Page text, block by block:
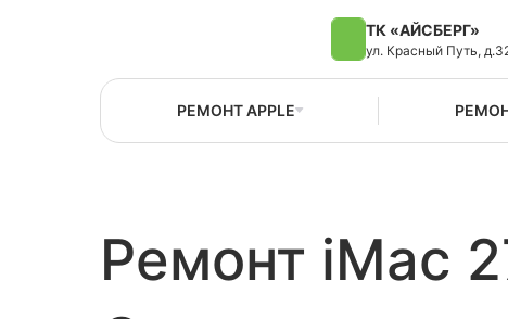
ТК «АЙСБЕРГ»
ул. Красный Путь,
РЕМОНТ APPLE
Ремонт iMac